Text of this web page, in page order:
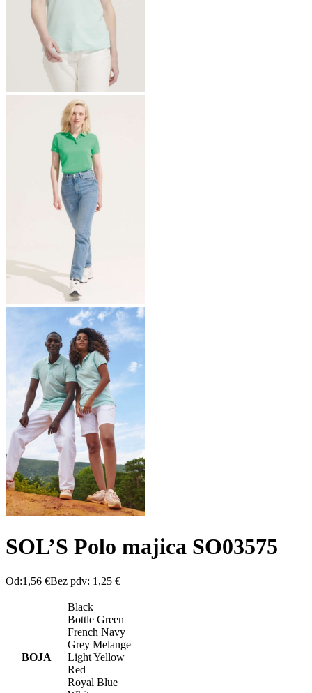
SOL’S Polo majica SO03575
Od:1,56 €Bez pdv: 1,25 €
BOJA
Black
Bottle Green
French Navy
Grey Melange
Light Yellow
Red
Royal Blue